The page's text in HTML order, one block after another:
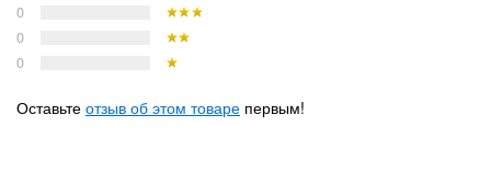
0
0
0
Оставьте отзыв об этом товаре первым!